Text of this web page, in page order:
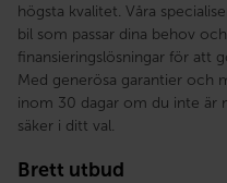
högsta kvalitet. Våra
bil som passar dina behov
finansieringslösningar för att
Med generösa garantier och
inom 30 dagar om du inte är
säker i ditt val.
Brett utbud